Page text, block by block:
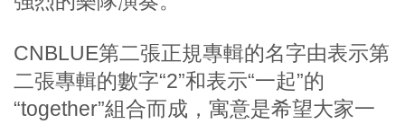
CNBLUE第二張正規專輯的名字由表示第
二張專輯的數字“2”和表示“一起”的
“together”組合而成，寓意是希望大家一